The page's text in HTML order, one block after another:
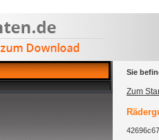
Sie
Zum